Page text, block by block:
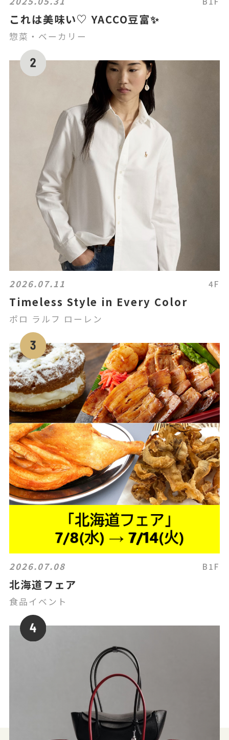
これは美味い♡ YACCO豆富✨
惣菜・ベーカリー
2026.07.11 4F
Timeless Style in Every Color
ポロ ラルフ ローレン
2026.07.08 B1F
北海道フェア
食品イベント